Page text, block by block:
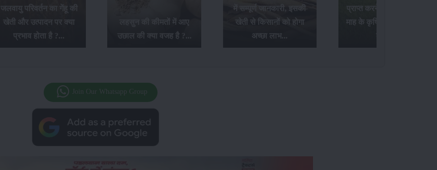
जलवायु परिवर्तन का गेंहू की
खेती और उत्पादन पर क्या
प्रभाव होता है ?...
लहसुन की कीमतों में आए
उछाल की क्या वजह है ?...
में सम्पूर्ण जानकारी, इसकी
खेती से किसानों को होगा
अच्छा लाभ...
प्राप्त करने के लिए अक्टूबर
माह के कृषि संबंधी आवश्यक
कार्य...
Join Our Whatsapp Group